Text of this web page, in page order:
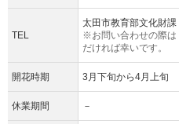
TEL
太田市教育部文化財課
※お問い合わせの際は
だければ幸いです。
開花時期 3月下旬から4月上旬
休業期間 －